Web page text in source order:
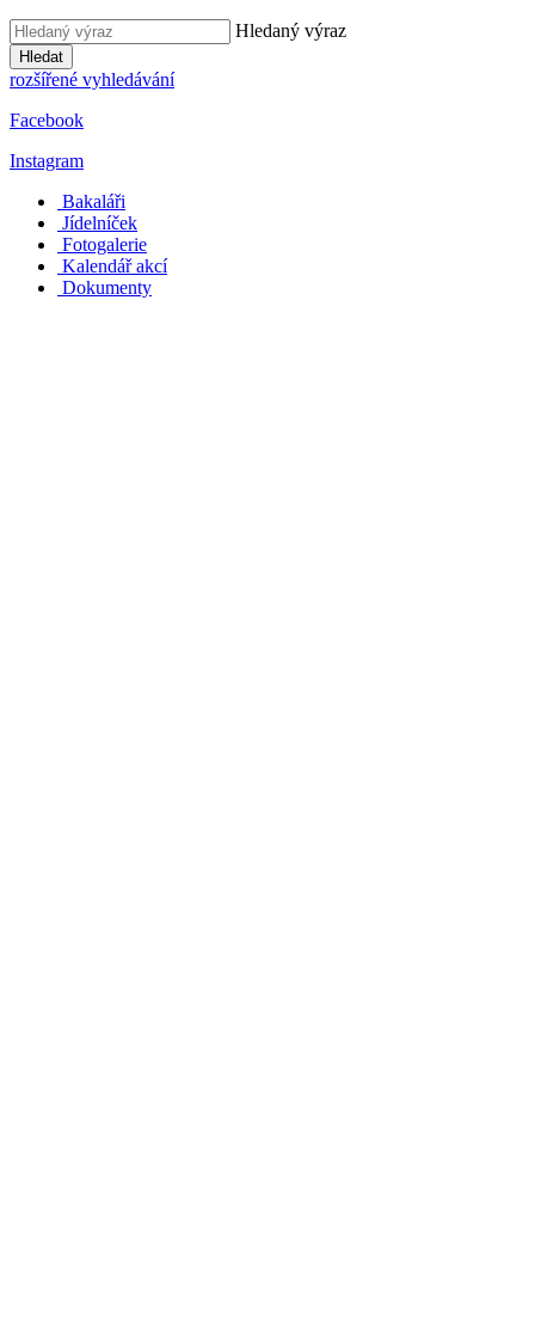
Hledaný výraz
Hledat
rozšířené vyhledávání
Facebook
Instagram
Bakaláři
Jídelníček
Fotogalerie
Kalendář akcí
Dokumenty